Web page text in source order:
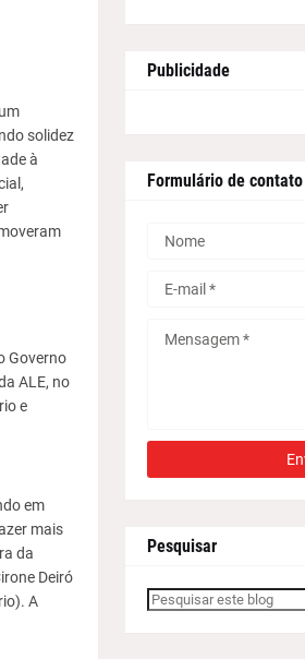
solidez
à
Governo
ALE, no
e
em
mais
da
Deiró
A
Publicidade
Formulário de contato
Pesquisar